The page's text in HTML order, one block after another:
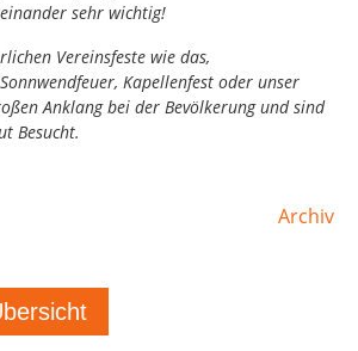
sehr wichtig!
Vereinsfeste wie das,
Kapellenfest oder unser
Anklang bei der Bevölkerung und sind
Besucht.
Archiv